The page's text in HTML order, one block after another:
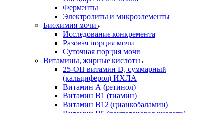
Ферменты
Электролиты и микроэлементы
Биохимия мочи
Исследование конкремента
Разовая порция мочи
Суточная порция мочи
Витамины, жирные кислоты
25-OH витамин D, суммарный
(кальциферол) ИХЛА
Витамин А (ретинол)
Витамин В1 (тиамин)
Витамин В12 (цианкобаламин)